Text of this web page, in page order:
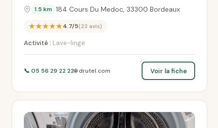
1.5 km 184 Cours Du Medoc, 33300 Bordeaux
★★★★★4.7/5(23 avis)
Activité : Lave-linge
📞 05 56 29 22 22🌐 drutel.com Voir la fiche